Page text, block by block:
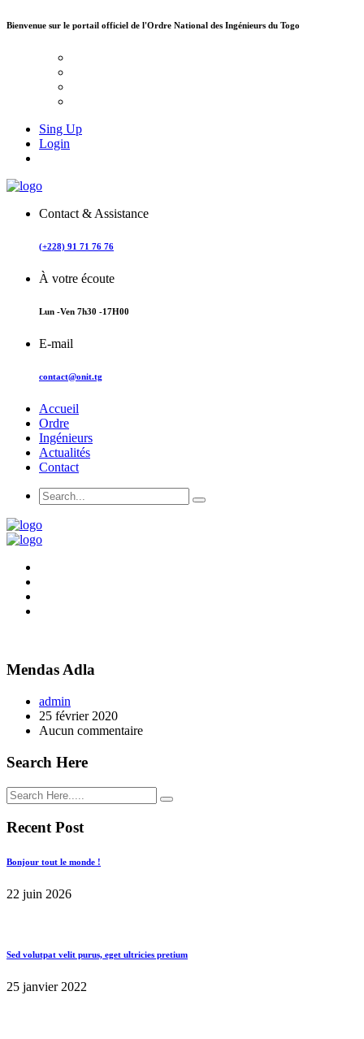
Bienvenue sur le portail officiel de l'Ordre National des Ingénieurs du Togo
Sing Up
Login
Contact & Assistance
(+228) 91 71 76 76
À votre écoute
Lun -Ven 7h30 -17H00
E-mail
contact@onit.tg
Accueil
Ordre
Ingénieurs
Actualités
Contact
Mendas Adla
admin
25 février 2020
Aucun commentaire
Search Here
Recent Post
Bonjour tout le monde !
22 juin 2026
Sed volutpat velit purus, eget ultricies pretium
25 janvier 2022